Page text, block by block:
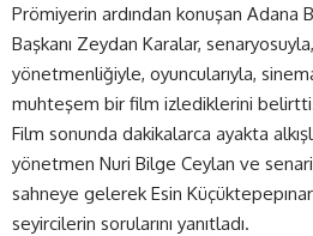
Prömiyerin ardından konuşan Adana
Başkanı Zeydan Karalar,
yönetmenliğiyle, oyuncularıyla,
muhteşem bir film izlediklerini
Film sonunda dakikalarca ayakta
yönetmen Nuri Bilge Ceylan ve
sahneye gelerek Esin
seyircilerin sorularını yanıtladı.